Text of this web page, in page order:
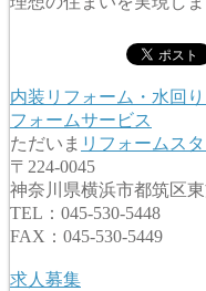
内装リフォーム・水回
フォームサービス
ただいま リフォームス
〒224-0045
神奈川県横浜市都筑区
TEL：045-530-5448
FAX：045-530-5449
求人募集